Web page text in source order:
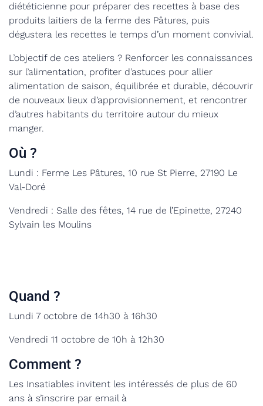
diététicienne pour préparer des recettes à base des
produits laitiers de la ferme des Pâtures, puis
dégustera les recettes le temps d’un moment convivial.
L’objectif de ces ateliers ? Renforcer les connaissances
sur l’alimentation, profiter d’astuces pour allier
alimentation de saison, équilibrée et durable, découvrir
de nouveaux lieux d’approvisionnement, et rencontrer
d’autres habitants du territoire autour du mieux
manger.
Où ?
Lundi : Ferme Les Pâtures, 10 rue St Pierre, 27190 Le
Val-Doré
Vendredi : Salle des fêtes, 14 rue de l’Epinette, 27240
Sylvain les Moulins
Quand ?
Lundi 7 octobre de 14h30 à 16h30
Vendredi 11 octobre de 10h à 12h30
Comment ?
Les Insatiables invitent les intéressés de plus de 60
ans à s’inscrire par email à